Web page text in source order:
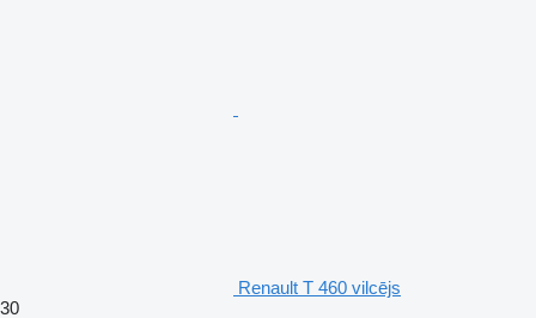
Renault T 460 vilcējs
30